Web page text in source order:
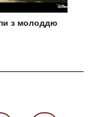
з молоддю